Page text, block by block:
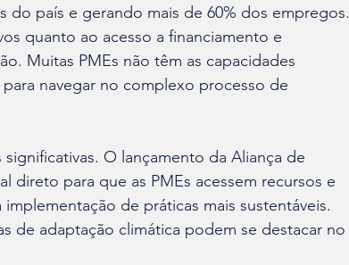
do país e gerando mais de 60% dos empregos.
quanto ao acesso a financiamento e
Muitas PMEs não têm as capacidades
navegar no complexo processo de
O lançamento da Aliança de
direto para que as PMEs acessem recursos e
de práticas mais sustentáveis.
de adaptação climática podem se destacar no